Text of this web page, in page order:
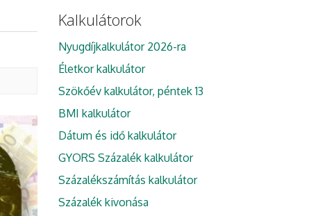
Kalkulátorok
Nyugdíjkalkulátor 2026-ra
Életkor kalkulátor
Szökőév kalkulátor, péntek 13
BMI kalkulátor
Dátum és idő kalkulátor
GYORS Százalék kalkulátor
Százalékszámítás kalkulátor
Százalék kivonása